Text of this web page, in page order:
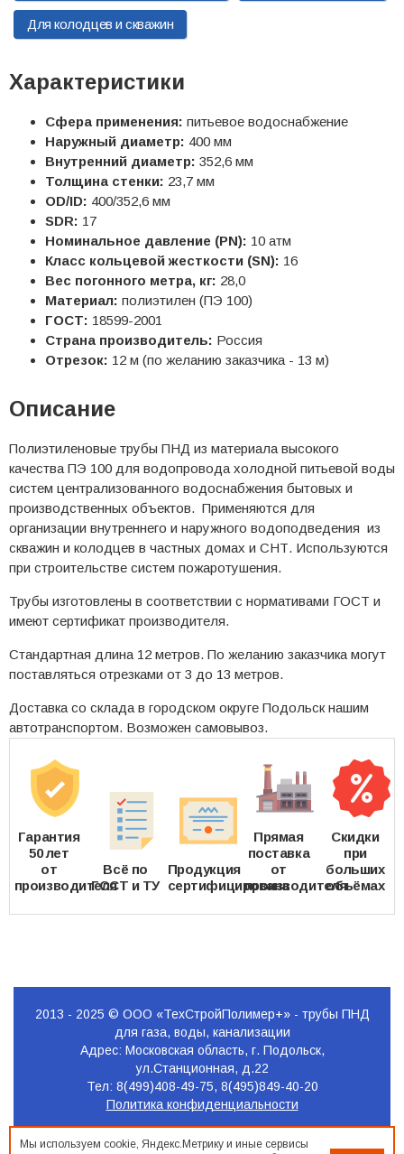
Для колодцев и скважин
Характеристики
Сфера применения: питьевое водоснабжение
Наружный диаметр: 400 мм
Внутренний диаметр: 352,6 мм
Толщина стенки: 23,7 мм
OD/ID: 400/352,6 мм
SDR: 17
Номинальное давление (PN): 10 атм
Класс кольцевой жесткости (SN): 16
Вес погонного метра, кг: 28,0
Материал: полиэтилен (ПЭ 100)
ГОСТ: 18599-2001
Страна производитель: Россия
Отрезок: 12 м (по желанию заказчика - 13 м)
Описание
Полиэтиленовые трубы ПНД из материала высокого
качества ПЭ 100 для водопровода холодной питьевой воды
систем централизованного водоснабжения бытовых и
производственных объектов. Применяются для
организации внутреннего и наружного водоподведения из
скважин и колодцев в частных домах и СНТ. Используются
при строительстве систем пожаротушения.
Трубы изготовлены в соответствии с нормативами ГОСТ и
имеют сертификат производителя.
Стандартная длина 12 метров. По желанию заказчика могут
поставляться отрезками от 3 до 13 метров.
Доставка со склада в городском округе Подольск нашим
автотранспортом. Возможен самовывоз.
Гарантия
50 лет
от
производителя
Всё по
ГОСТ и ТУ
Продукция
сертифицирована
Прямая
поставка
от
производителя
Скидки
при
больших
объёмах
2013 - 2025 © ООО «ТехСтройПолимер+» - трубы ПНД
для газа, воды, канализации
Адрес: Московская область, г. Подольск,
ул.Станционная, д.22
Тел: 8(499)408-49-75, 8(495)849-40-20
Политика конфиденциальности
Продвижение
Мы используем cookie, Яндекс.Метрику и иные сервисы